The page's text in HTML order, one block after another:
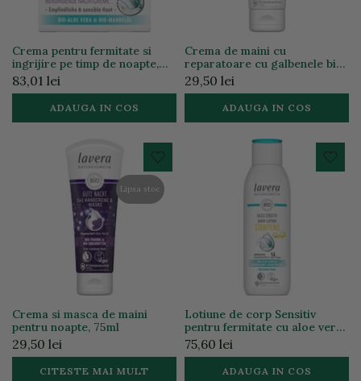
Crema pentru fermitate si
ingrijire pe timp de noapte,
50ml
83,01 lei
ADAUGA IN COS
Crema de maini cu
reparatoare cu galbenele bio
si unt de shea bio, 75ml
29,50 lei
ADAUGA IN COS
Lipsa stoc
Crema si masca de maini
pentru noapte, 75ml
29,50 lei
CITESTE MAI MULT
Lotiune de corp Sensitiv
pentru fermitate cu aloe vera
bio si coenzima Q10, 250ml
75,60 lei
ADAUGA IN COS